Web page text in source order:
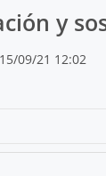
y
09/21 12:02